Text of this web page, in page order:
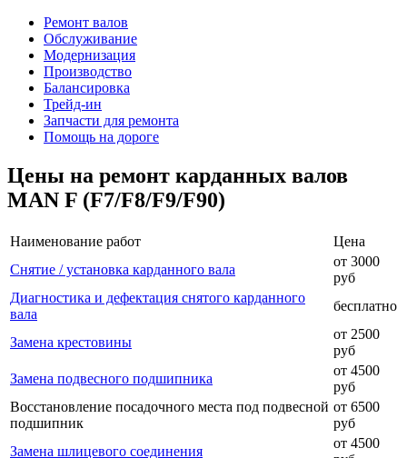
Ремонт валов
Обслуживание
Модернизация
Производство
Балансировка
Трейд-ин
Запчасти для ремонта
Помощь на дороге
Цены на ремонт карданных валов
MAN F (F7/F8/F9/F90)
Наименование работ
Цена
Снятие / установка карданного вала
от 3000
руб
Диагностика и дефектация снятого карданного
вала
бесплатно
Замена крестовины
от 2500
руб
Замена подвесного подшипника
от 4500
руб
Восстановление посадочного места под подвесной
подшипник
от 6500
руб
Замена шлицевого соединения
от 4500